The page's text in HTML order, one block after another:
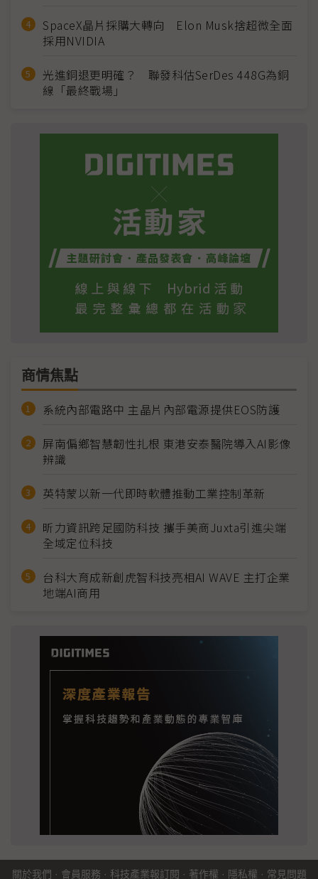
SpaceX晶片採購大轉向 Elon Musk捨超微全面
採用NVIDIA
光進銅退更明確？ 聯發科估SerDes 448G為銅
線「最終戰場」
商情焦點
系統內部電路中 主晶片內部電源提供EOS防護
屏南偏鄉智慧韌性扎根 東港安泰醫院導入AI影像
辨識
英特蒙以新一代即時軟體推動工業控制革新
昕力資訊跨足國防科技 攜手美商Juxta引進尖端
全域定位科技
台科大育成新創虎智科技亮相AI WAVE 主打企業
地端AI商用
關於我們 · 會員服務 · 科技產業報訂閱 · 著作權 · 隱私權 · 常見問題